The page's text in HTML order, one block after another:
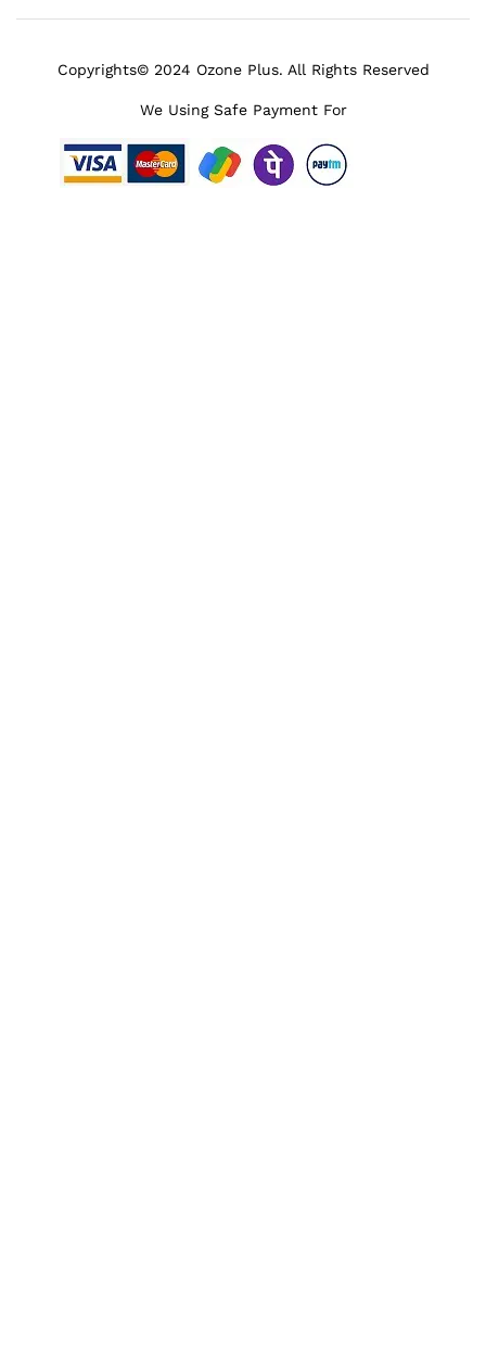
Copyrights© 2024 Ozone Plus. All Rights Reserved
We Using Safe Payment For